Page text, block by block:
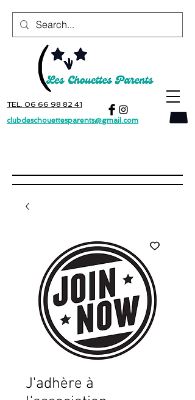
TEL. 06 66 98 82 41
clubdeschouettesparents@gmail.com
J'adhère à